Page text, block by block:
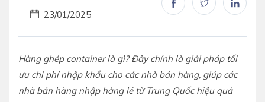
23/01/2025
Hàng ghép container là gì? Đây chính là giải pháp tối
ưu chi phí nhập khẩu cho các nhà bán hàng, giúp các
nhà bán hàng nhập hàng lẻ từ Trung Quốc hiệu quả